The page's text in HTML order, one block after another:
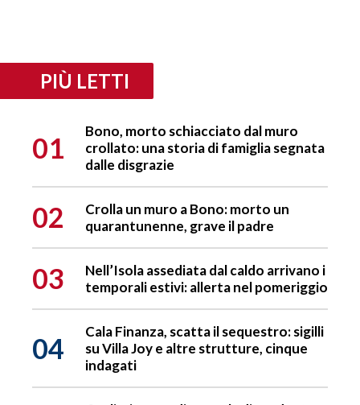
PIÙ LETTI
01
Bono, morto schiacciato dal muro
crollato: una storia di famiglia segnata
dalle disgrazie
02
Crolla un muro a Bono: morto un
quarantunenne, grave il padre
03
Nell’Isola assediata dal caldo arrivano i
temporali estivi: allerta nel pomeriggio
04
Cala Finanza, scatta il sequestro: sigilli
su Villa Joy e altre strutture, cinque
indagati